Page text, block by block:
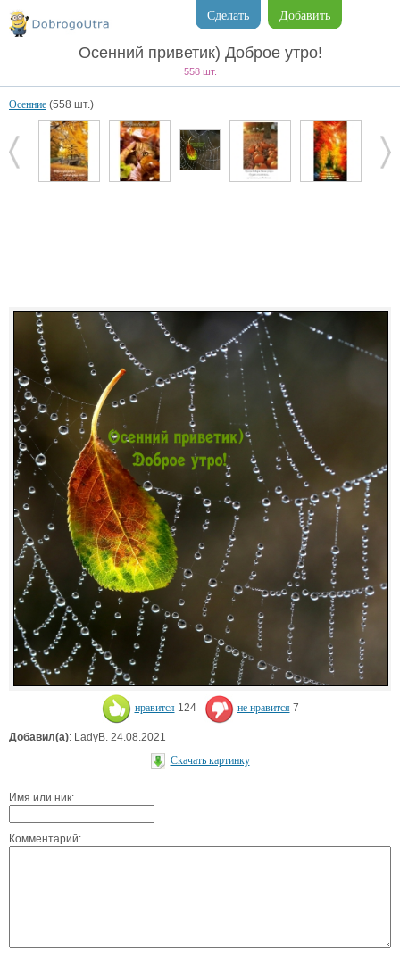
Добавить
Сделать
Осенний приветик) Доброе утро!
558 шт.
Осенние (558 шт.)
нравится 124 не нравится 7
Добавил(а): LadyB. 24.08.2021
Скачать картинку
Имя или ник:
Комментарий: